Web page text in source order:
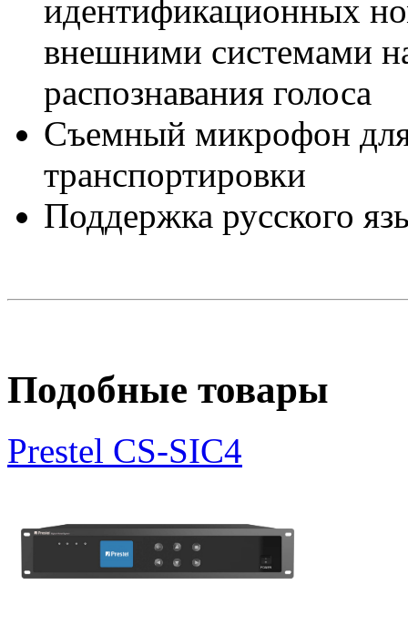
идентификационных
внешними системами
распознавания голоса
Съемный микрофон
транспортировки
Поддержка русского
Подобные товары
Prestel CS-SIC4